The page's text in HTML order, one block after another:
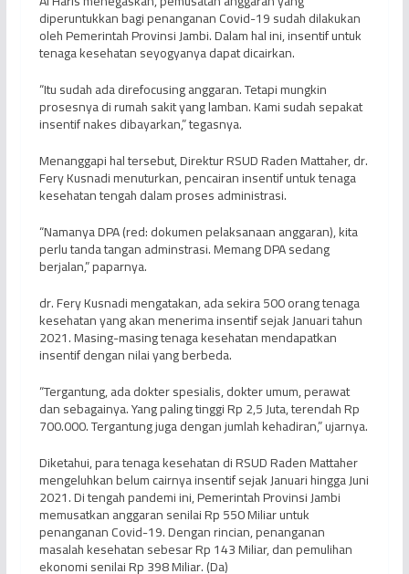
diperuntukkan bagi penanganan Covid-19 sudah dilakukan
oleh Pemerintah Provinsi Jambi. Dalam hal ini, insentif untuk
tenaga kesehatan seyogyanya dapat dicairkan.
“Itu sudah ada direfocusing anggaran. Tetapi mungkin
prosesnya di rumah sakit yang lamban. Kami sudah sepakat
insentif nakes dibayarkan,” tegasnya.
Menanggapi hal tersebut, Direktur RSUD Raden Mattaher, dr.
Fery Kusnadi menuturkan, pencairan insentif untuk tenaga
kesehatan tengah dalam proses administrasi.
“Namanya DPA (red: dokumen pelaksanaan anggaran), kita
perlu tanda tangan adminstrasi. Memang DPA sedang
berjalan,” paparnya.
dr. Fery Kusnadi mengatakan, ada sekira 500 orang tenaga
kesehatan yang akan menerima insentif sejak Januari tahun
2021. Masing-masing tenaga kesehatan mendapatkan
insentif dengan nilai yang berbeda.
“Tergantung, ada dokter spesialis, dokter umum, perawat
dan sebagainya. Yang paling tinggi Rp 2,5 Juta, terendah Rp
700.000. Tergantung juga dengan jumlah kehadiran,” ujarnya.
Diketahui, para tenaga kesehatan di RSUD Raden Mattaher
mengeluhkan belum cairnya insentif sejak Januari hingga Juni
2021. Di tengah pandemi ini, Pemerintah Provinsi Jambi
memusatkan anggaran senilai Rp 550 Miliar untuk
penanganan Covid-19. Dengan rincian, penanganan
masalah kesehatan sebesar Rp 143 Miliar, dan pemulihan
ekonomi senilai Rp 398 Miliar. (Da)